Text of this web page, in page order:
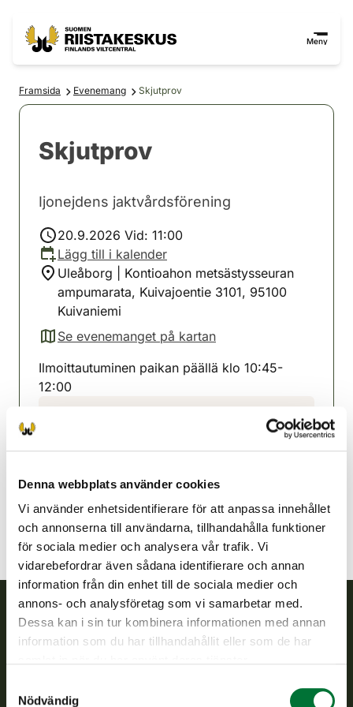
Denna webbplats använder cookies
Vi använder enhetsidentifierare för att anpassa innehållet
och annonserna till användarna, tillhandahålla funktioner
för sociala medier och analysera vår trafik. Vi
vidarebefordrar även sådana identifierare och annan
information från din enhet till de sociala medier och
annons- och analysföretag som vi samarbetar med.
Dessa kan i sin tur kombinera informationen med annan
information som du har tillhandahållit eller som de har
Nödvändig
Meny
Framsida Evenemang Skjutprov
Skjutprov
Ijonejdens jaktvårdsförening
20.9.2026 Vid: 11:00
Lägg till i kalender
Uleåborg | Kontioahon metsästysseuran
ampumarata, Kuivajoentie 3101, 95100
Kuivaniemi
Se evenemanget på kartan
(avautuu uuteen välilehteen)
Ilmoittautuminen paikan päällä klo 10:45-
12:00
ii@rhy.riista.fi
Finlands viltcentral
jaktvårdsföreningarnas verksamhet, ser till att viltpolitiken